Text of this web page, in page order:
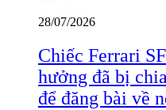
28/07/2026
Chiếc Ferrari
hưởng đã bị
để đăng bài về